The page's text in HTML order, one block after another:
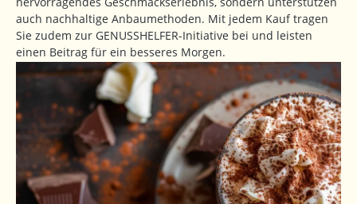
auch nachhaltige Anbaumethoden. Mit jedem Kauf tragen
Sie zudem zur GENUSSHELFER-Initiative bei und leisten
einen Beitrag für ein besseres Morgen.